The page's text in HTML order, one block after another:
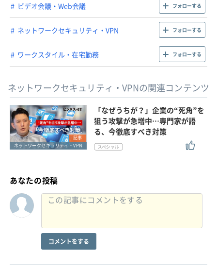
ビデオ会議・Web会議 フォローする
ネットワークセキュリティ・VPN フォローする
ワークスタイル・在宅勤務 フォローする
ネットワークセキュリティ・VPNの関連コンテンツ
記事
ネットワークセキュリティ・VPN
「なぜうちが？」企業の“死角”を
狙う攻撃が急増中…専門家が語
る、今徹底すべき対策
あなたの投稿
コメントをする